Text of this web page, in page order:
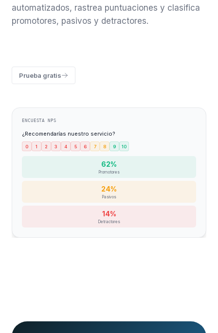
automatizados, rastrea puntuaciones y clasifica
promotores, pasivos y detractores.
Prueba gratis
ENCUESTA NPS
¿Recomendarías nuestro servicio?
0 1 2 3 4 5 6 7 8 9 10
62%
Promotores
24%
Pasivos
14%
Detractores